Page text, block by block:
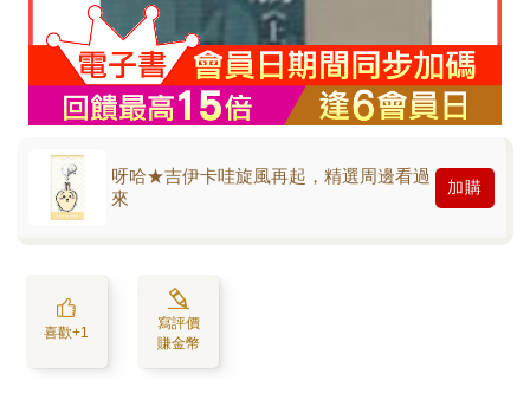
呀哈★吉伊卡哇旋風再起，精選周邊看過
來
加購
喜歡+1
寫評價
賺金幣